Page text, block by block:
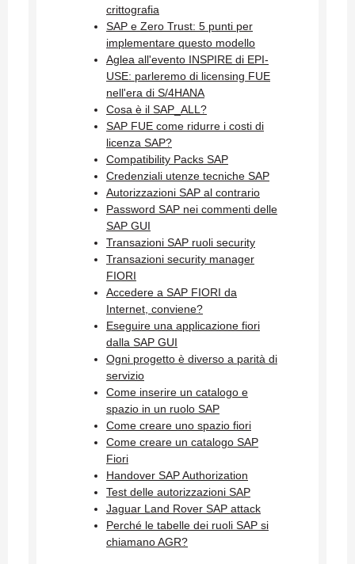
crittografia
SAP e Zero Trust: 5 punti per
implementare questo modello
Aglea all'evento INSPIRE di EPI-
USE: parleremo di licensing FUE
nell'era di S/4HANA
Cosa è il SAP_ALL?
SAP FUE come ridurre i costi di
licenza SAP?
Compatibility Packs SAP
Credenziali utenze tecniche SAP
Autorizzazioni SAP al contrario
Password SAP nei commenti delle
SAP GUI
Transazioni SAP ruoli security
Transazioni security manager
FIORI
Accedere a SAP FIORI da
Internet, conviene?
Eseguire una applicazione fiori
dalla SAP GUI
Ogni progetto è diverso a parità di
servizio
Come inserire un catalogo e
spazio in un ruolo SAP
Come creare uno spazio fiori
Come creare un catalogo SAP
Fiori
Handover SAP Authorization
Test delle autorizzazioni SAP
Jaguar Land Rover SAP attack
Perché le tabelle dei ruoli SAP si
chiamano AGR?